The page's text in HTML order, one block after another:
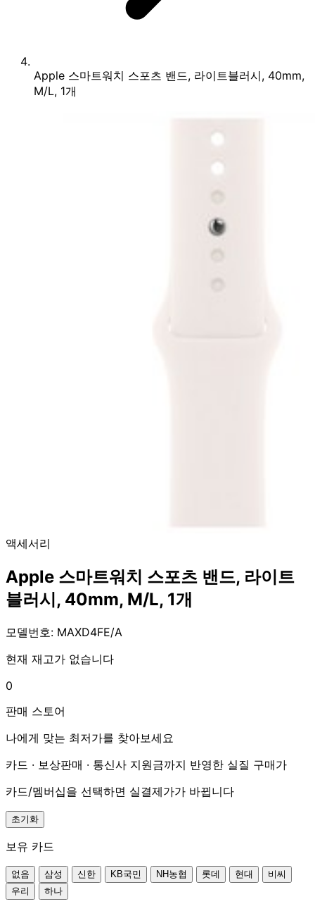
Apple 스마트워치 스포츠 밴드, 라이트블러시, 40mm,
M/L, 1개
액세서리
Apple 스마트워치 스포츠 밴드, 라이트
블러시, 40mm, M/L, 1개
모델번호: MAXD4FE/A
현재 재고가 없습니다
0
판매 스토어
나에게 맞는 최저가를 찾아보세요
카드 · 보상판매 · 통신사 지원금까지 반영한 실질 구매가
카드/멤버십을 선택하면 실결제가가 바뀝니다
초기화
보유 카드
없음 삼성 신한 KB국민 NH농협 롯데 현대
비씨
우리
하나